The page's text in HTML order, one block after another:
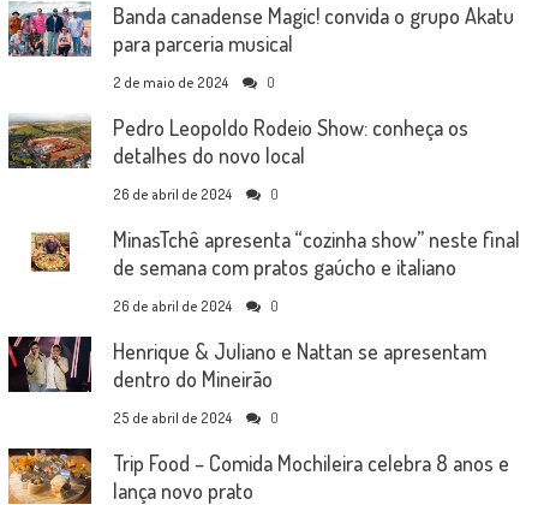
Banda canadense Magic! convida o grupo Akatu
para parceria musical
2 de maio de 2024 0
Pedro Leopoldo Rodeio Show: conheça os
detalhes do novo local
26 de abril de 2024 0
MinasTchê apresenta “cozinha show” neste final
de semana com pratos gaúcho e italiano
26 de abril de 2024 0
Henrique & Juliano e Nattan se apresentam
dentro do Mineirão
25 de abril de 2024 0
Trip Food – Comida Mochileira celebra 8 anos e
lança novo prato